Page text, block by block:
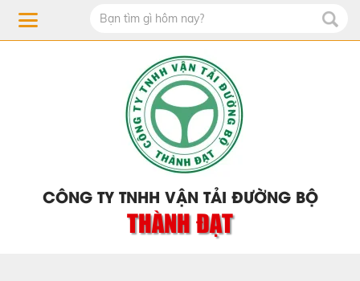
CÔNG TY TNHH VẬN TẢI ĐƯỜNG BỘ
THÀNH ĐẠT